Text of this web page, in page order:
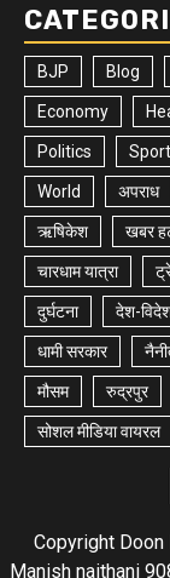
BJP Blog
Economy
Politics
World अपराध
ऋषिकेश खबर
चारधाम यात्रा
दुर्घटना देश-
धामी सरकार
मौसम रुद्रपुर
सोशल मीडिया वायरल
Copyright
Manish naithani